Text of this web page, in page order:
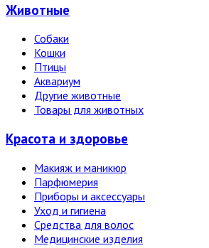
Животные
Собаки
Кошки
Птицы
Аквариум
Другие животные
Товары для животных
Красота и здоровье
Макияж и маникюр
Парфюмерия
Приборы и аксессуары
Уход и гигиена
Средства для волос
Медицинские изделия